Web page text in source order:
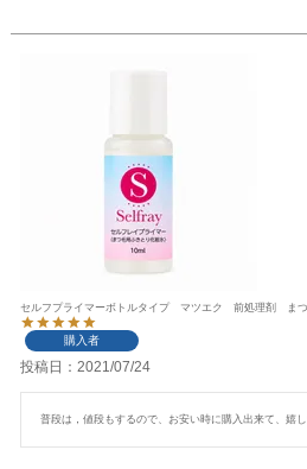
セルフプライマーボトルタイプ マツエク 前処理剤 まつ
購入者
投稿日 2021/07/24